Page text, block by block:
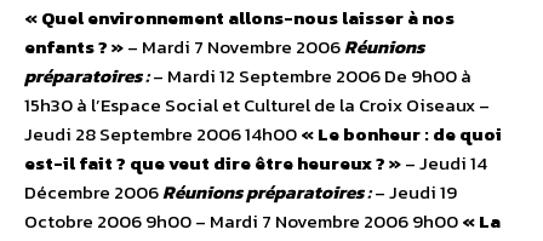
« Quel environnement allons-nous laisser à nos
enfants ? »– Mardi 7 Novembre 2006Réunions
préparatoires :– Mardi 12 Septembre 2006 De 9h00 à
15h30 à l’Espace Social et Culturel de la Croix Oiseaux –
Jeudi 28 Septembre 2006 14h00« Le bonheur : de quoi
est-il fait ? que veut dire être heureux ? »– Jeudi 14
Décembre 2006Réunions préparatoires :– Jeudi 19
Octobre 2006 9h00 – Mardi 7 Novembre 2006 9h00« La